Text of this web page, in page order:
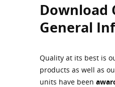
Download
General
Quality at its best is
products as well as
units have been